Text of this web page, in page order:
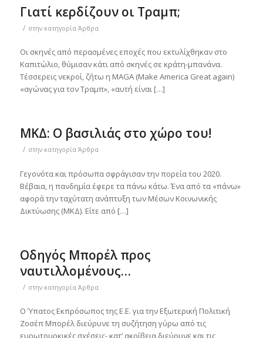
Γιατί κερδίζουν οι Τραμπ;
/ στην κατηγορία Άρθρα
Οι σκηνές από περασμένες εποχές που εκτυλίχθηκαν στο
Καπιτώλιο, θύμισαν κάτι από σκηνές σε κράτη-μπανάνα.
Τέσσερεις νεκροί, ζήτω η ΜΑGA (Make America Great again)
«αγώνας για τον Τραμπ», «αυτή είναι […]
ΜΚΔ: Ο βασιλιάς στο χώρο του!
/ στην κατηγορία Άρθρα
Γεγονότα και πρόσωπα σφράγισαν την πορεία του 2020.
Βέβαια, η πανδημία έφερε τα πάνω κάτω. Ένα από τα «πάνω»
αφορά την ταχύτατη ανάπτυξη των Μέσων Κοινωνικής
Δικτύωσης (ΜΚΔ). Είτε από […]
Οδηγός Μπορέλ προς
ναυτιλλομένους…
/ στην κατηγορία Άρθρα
Ο Ύπατος Εκπρόσωπος της Ε.Ε. για την Εξωτερική Πολιτική
Ζοσέπ Μπορέλ διεύρυνε τη συζήτηση γύρω από τις
ευρωτουρκικές σχέσεις- κατ’ ακρίβεια διεύρυνε και τις